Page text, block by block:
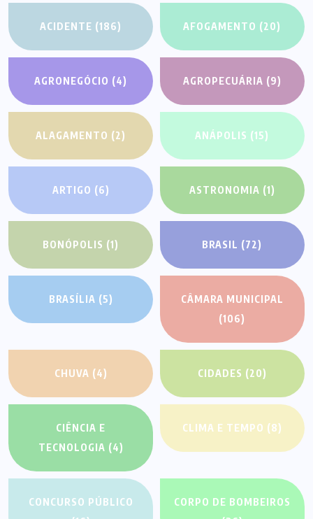
ACIDENTE (186) AFOGAMENTO (20)
AGRONEGÓCIO (4) AGROPECUÁRIA (9)
ALAGAMENTO (2) ANÁPOLIS (15)
ARTIGO (6) ASTRONOMIA (1)
BONÓPOLIS (1) BRASIL (72)
BRASÍLIA (5)
CÂMARA MUNICIPAL
(106)
CHUVA (4) CIDADES (20)
CIÊNCIA E
TECNOLOGIA (4)
CLIMA E TEMPO (8)
CONCURSO PÚBLICO
CORPO DE BOMBEIROS